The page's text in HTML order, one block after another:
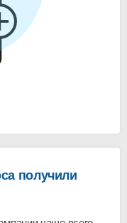
получили